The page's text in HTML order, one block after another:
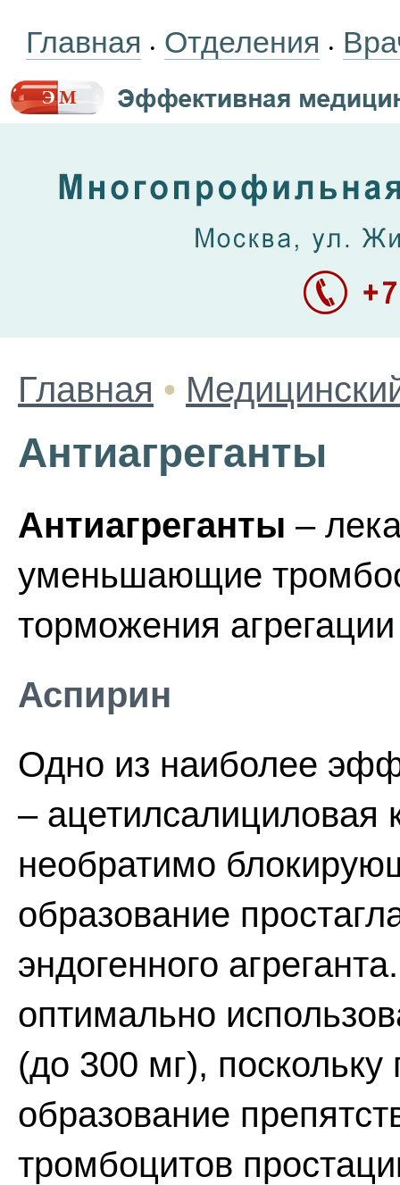
Главная • Отделения •
Главная •
Антиагреганты
Антиагреганты –
уменьшающие
торможения
Аспирин
Одно из наиболее
– ацетилсалициловая
необратимо
образование
эндогенного
оптимально
(до 300 мг),
образование
тромбоцитов